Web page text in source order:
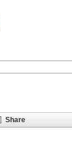
Share